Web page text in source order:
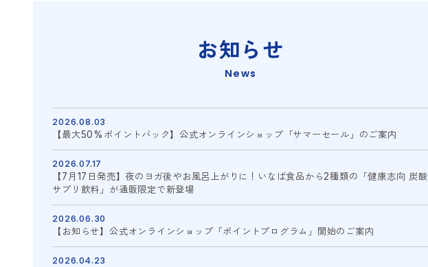
お知らせ
News
2026.08.03
【最大50%ポイントバック】公式オンラインショップ「サマーセール」のご案内
2026.07.17
【7月17日発売】夜のヨガ後やお風呂上がりに！いなば食品から2種類の「健康志向 炭酸
サプリ飲料」が通販限定で新登場
2026.06.30
【お知らせ】公式オンラインショップ「ポイントプログラム」開始のご案内
2026.04.23